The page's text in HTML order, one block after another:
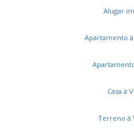
Alugar
Apartamento
Casa à
Terreno à